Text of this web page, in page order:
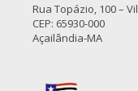
Rua Topázio, 100 –
CEP: 65930-000
Açailândia-MA